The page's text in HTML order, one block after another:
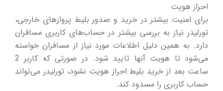
احراز هویت
برای امنیت بیشتر در خرید و صدور بلیط پروازهای خارجی،
تورلیدر نیاز به بررسی بیشتر در حساب‌های کاربری مسافران
دارد. به همین دلیل اطلاعات مورد نیاز از مسافران خواسته
می‌شود تا هویت آنها تایید شود. در صورتی که کاربر 2
ساعت بعد از خرید بلیط احراز هویت نشود، تورلیدر می‌تواند
حساب کاربری را مسدود کند.